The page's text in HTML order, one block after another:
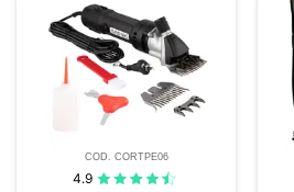
COD. CORTPE06
4.9